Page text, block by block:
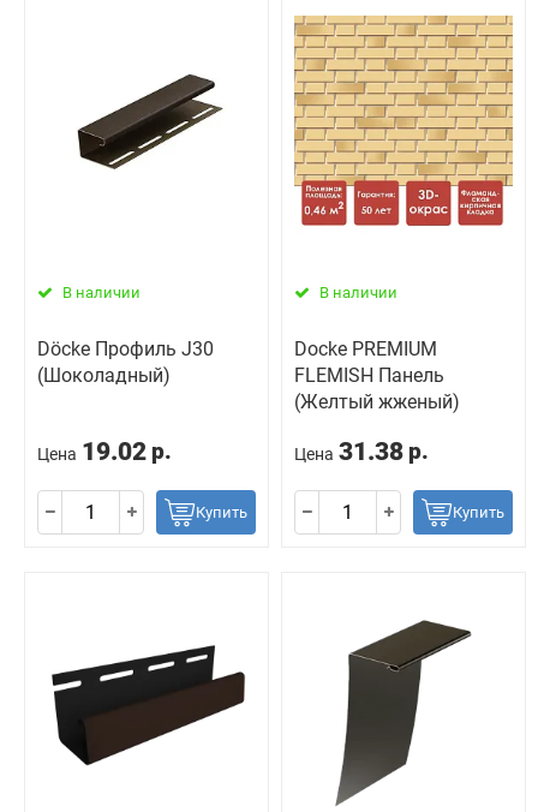
В наличии
Döcke Профиль J30
(Шоколадный)
Цена 19.02 р.
Купить
В наличии
Docke PREMIUM
FLEMISH Панель
(Желтый жженый)
Цена 31.38 р.
Купить